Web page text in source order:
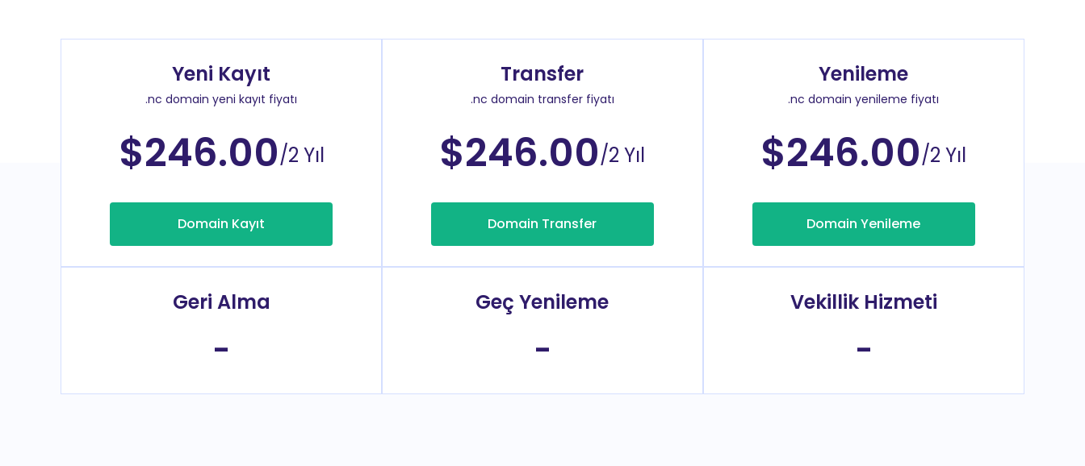
Yeni Kayıt
.nc domain yeni kayıt fiyatı
$246.00/2 Yıl
Domain Kayıt
Transfer
.nc domain transfer fiyatı
$246.00/2 Yıl
Domain Transfer
Yenileme
.nc domain yenileme fiyatı
$246.00/2 Yıl
Domain Yenileme
Geri Alma
-
Geç Yenileme
-
Vekillik Hizmeti
-